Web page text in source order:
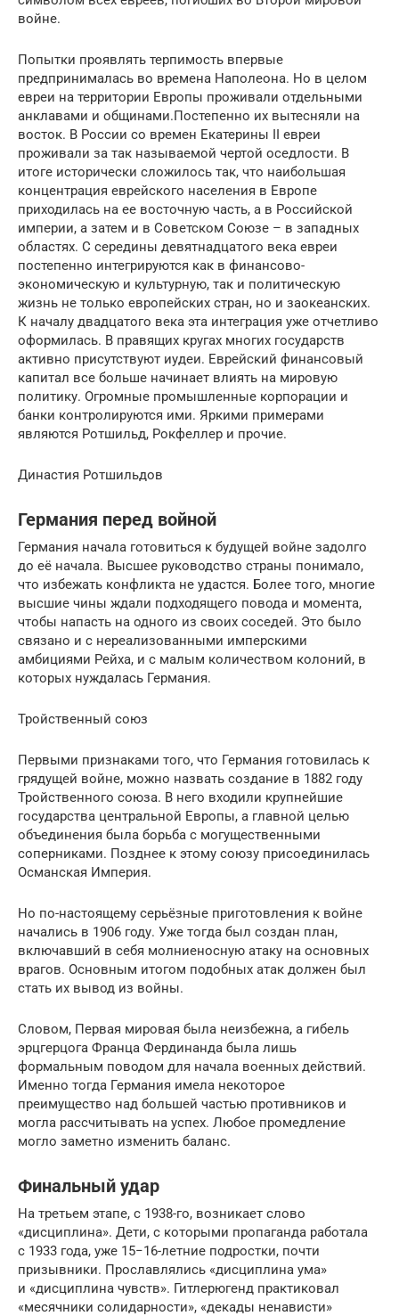
войне.
Попытки проявлять терпимость впервые
предпринималась во времена Наполеона. Но в целом
евреи на территории Европы проживали отдельными
анклавами и общинами.Постепенно их вытесняли на
восток. В России со времен Екатерины II евреи
проживали за так называемой чертой оседлости. В
итоге исторически сложилось так, что наибольшая
концентрация еврейского населения в Европе
приходилась на ее восточную часть, а в Российской
империи, а затем и в Советском Союзе – в западных
областях. С середины девятнадцатого века евреи
постепенно интегрируются как в финансово-
экономическую и культурную, так и политическую
жизнь не только европейских стран, но и заокеанских.
К началу двадцатого века эта интеграция уже отчетливо
оформилась. В правящих кругах многих государств
активно присутствуют иудеи. Еврейский финансовый
капитал все больше начинает влиять на мировую
политику. Огромные промышленные корпорации и
банки контролируются ими. Яркими примерами
являются Ротшильд, Рокфеллер и прочие.
Династия Ротшильдов
Германия перед войной
Германия начала готовиться к будущей войне задолго
до её начала. Высшее руководство страны понимало,
что избежать конфликта не удастся. Более того, многие
высшие чины ждали подходящего повода и момента,
чтобы напасть на одного из своих соседей. Это было
связано и с нереализованными имперскими
амбициями Рейха, и с малым количеством колоний, в
которых нуждалась Германия.
Тройственный союз
Первыми признаками того, что Германия готовилась к
грядущей войне, можно назвать создание в 1882 году
Тройственного союза. В него входили крупнейшие
государства центральной Европы, а главной целью
объединения была борьба с могущественными
соперниками. Позднее к этому союзу присоединилась
Османская Империя.
Но по-настоящему серьёзные приготовления к войне
начались в 1906 году. Уже тогда был создан план,
включавший в себя молниеносную атаку на основных
врагов. Основным итогом подобных атак должен был
стать их вывод из войны.
Словом, Первая мировая была неизбежна, а гибель
эрцгерцога Франца Фердинанда была лишь
формальным поводом для начала военных действий.
Именно тогда Германия имела некоторое
преимущество над большей частью противников и
могла рассчитывать на успех. Любое промедление
могло заметно изменить баланс.
Финальный удар
На третьем этапе, с 1938-го, возникает слово
«дисциплина». Дети, с которыми пропаганда работала
с 1933 года, уже 15−16-летние подростки, почти
призывники. Прославлялись «дисциплина ума»
и «дисциплина чувств». Гитлерюгенд практиковал
«месячники солидарности», «декады ненависти»